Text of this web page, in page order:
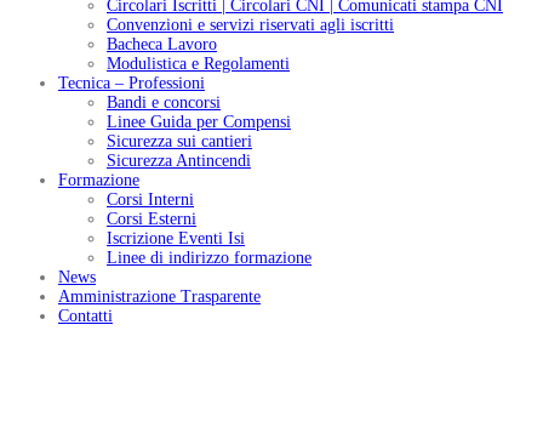
Circolari Iscritti | Circolari CNI | Comunicati stampa CNI
Convenzioni e servizi riservati agli iscritti
Bacheca Lavoro
Modulistica e Regolamenti
Tecnica – Professioni
Bandi e concorsi
Linee Guida per Compensi
Sicurezza sui cantieri
Sicurezza Antincendi
Formazione
Corsi Interni
Corsi Esterni
Iscrizione Eventi Isi
Linee di indirizzo formazione
News
Amministrazione Trasparente
Contatti